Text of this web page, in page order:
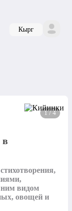
Кырг
1 / 4
в
видом
овощей и